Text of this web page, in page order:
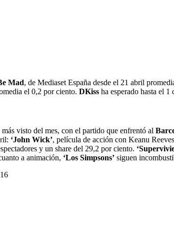
Mad, de Mediaset España desde el 21 abril
el 0,2 por ciento. DKiss ha esperado hasta el
visto del mes, con el partido que enfrentó al
‘John Wick’, película de acción con Keanu
y un share del 29,2 por ciento.
a animación, ‘Los Simpsons’ siguen